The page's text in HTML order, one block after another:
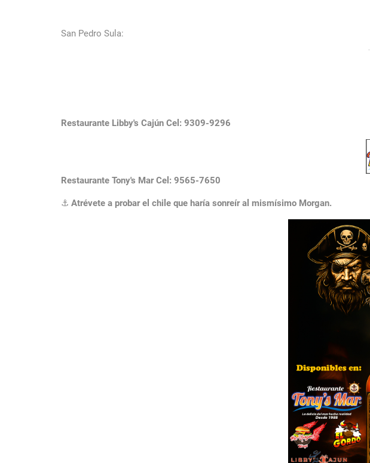
San Pedro Sula:
Restaurante Libby's Cajún Cel: 9309-9296
Restaurante Tony's Mar Cel: 9565-7650
⚓ Atrévete a probar el chile que haría sonreír al mismísimo Morgan.